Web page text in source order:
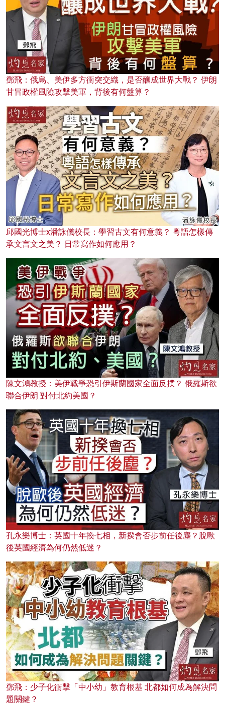
鄧飛：俄烏、美伊多方衝突交織，是否釀成世界大戰？ 伊朗
甘冒政權風險攻擊美軍，背後有何盤算？
邱國光博士x潘詠儀校長：學習古文有何意義？ 粵語怎樣傳
承文言文之美？ 日常寫作如何應用？
陳文鴻教授：美伊戰爭恐引伊斯蘭國家全面反撲？ 俄羅斯欲
聯合伊朗 對付北約美國？
孔永樂博士：英國十年換七相，新揆會否步前任後塵？脫歐
後英國經濟為何仍然低迷？
鄧飛：少子化衝擊「中小幼」教育根基 北都如何成為解決問
題關鍵？